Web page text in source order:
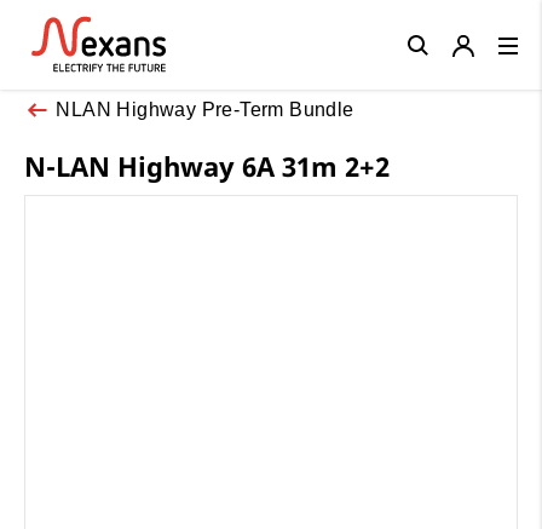
NLAN Highway Pre-Term Bundle
N-LAN Highway 6A 31m 2+2
Close